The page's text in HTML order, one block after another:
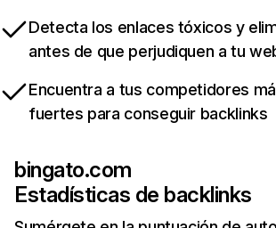
Detecta los enlaces tóxicos y
antes de que perjudiquen a tu
Encuentra a tus competidores
fuertes para conseguir backlinks
bingato.com
Estadísticas de backlinks